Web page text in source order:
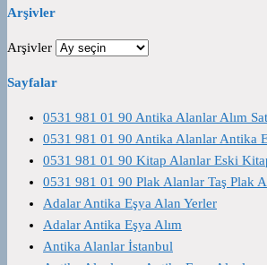
Arşivler
Arşivler
Sayfalar
0531 981 01 90 Antika Alanlar Alım
0531 981 01 90 Antika Alanlar Antika
0531 981 01 90 Kitap Alanlar Eski
0531 981 01 90 Plak Alanlar Taş Plak
Adalar Antika Eşya Alan Yerler
Adalar Antika Eşya Alım
Antika Alanlar İstanbul